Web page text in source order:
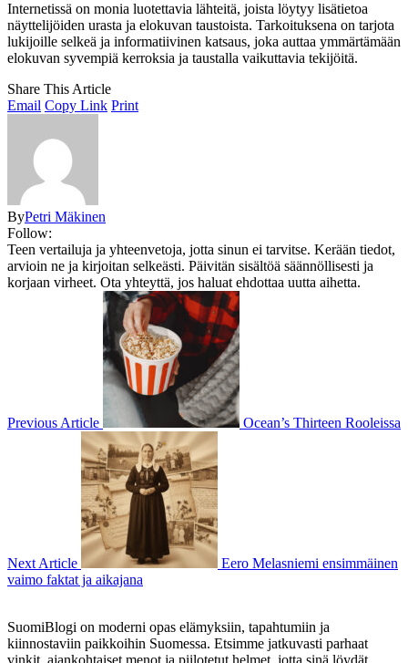
Internetissä on monia luotettavia lähteitä, joista löytyy lisätietoa
näyttelijöiden urasta ja elokuvan taustoista. Tarkoituksena on tarjota
lukijoille selkeä ja informatiivinen katsaus, joka auttaa ymmärtämään
elokuvan syvempiä kerroksia ja taustalla vaikuttavia tekijöitä.
Share This Article
Email Copy Link Print
ByPetri Mäkinen
Follow:
Teen vertailuja ja yhteenvetoja, jotta sinun ei tarvitse. Kerään tiedot,
arvioin ne ja kirjoitan selkeästi. Päivitän sisältöä säännöllisesti ja
korjaan virheet. Ota yhteyttä, jos haluat ehdottaa uutta aihetta.
Previous Article Ocean’s Thirteen Rooleissa
Next Article
Eero Melasniemi ensimmäinen
vaimo faktat ja aikajana
SuomiBlogi on moderni opas elämyksiin, tapahtumiin ja
kiinnostaviin paikkoihin Suomessa. Etsimme jatkuvasti parhaat